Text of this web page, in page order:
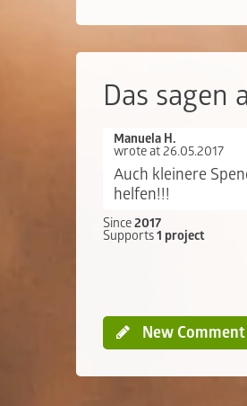
Das sagen
Manuela H.
wrote at 26.05.2017
Auch kleinere
helfen!!!
Since2017
Supports1 project
New Comment